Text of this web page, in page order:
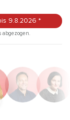
9.8.2026 *